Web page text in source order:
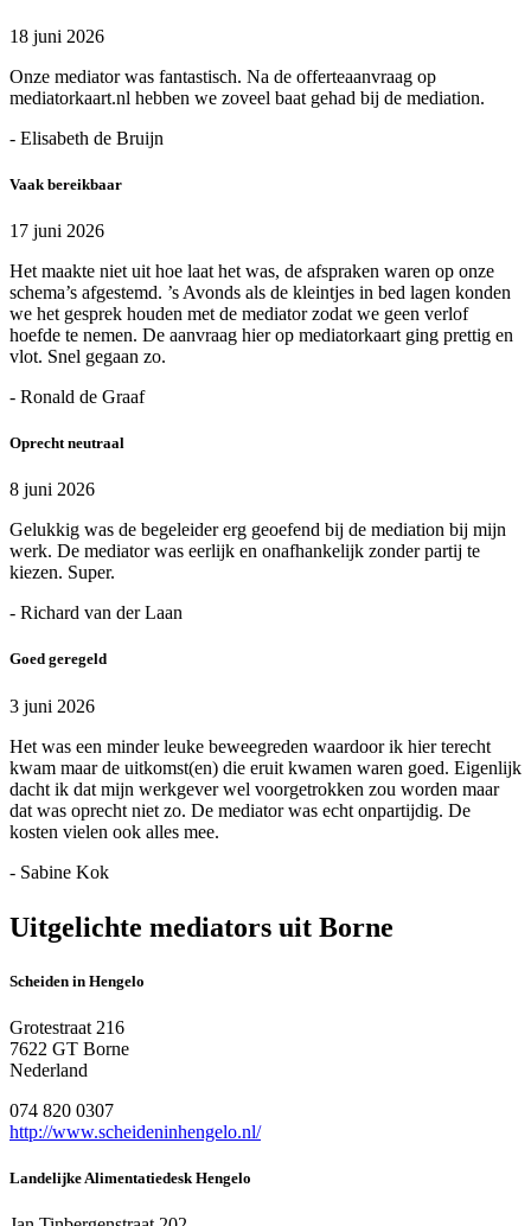
18 juni 2026
Onze mediator was fantastisch. Na de offerteaanvraag op
mediatorkaart.nl hebben we zoveel baat gehad bij de mediation.
- Elisabeth de Bruijn
Vaak bereikbaar
17 juni 2026
Het maakte niet uit hoe laat het was, de afspraken waren op onze
schema’s afgestemd. ’s Avonds als de kleintjes in bed lagen konden
we het gesprek houden met de mediator zodat we geen verlof
hoefde te nemen. De aanvraag hier op mediatorkaart ging prettig en
vlot. Snel gegaan zo.
- Ronald de Graaf
Oprecht neutraal
8 juni 2026
Gelukkig was de begeleider erg geoefend bij de mediation bij mijn
werk. De mediator was eerlijk en onafhankelijk zonder partij te
kiezen. Super.
- Richard van der Laan
Goed geregeld
3 juni 2026
Het was een minder leuke beweegreden waardoor ik hier terecht
kwam maar de uitkomst(en) die eruit kwamen waren goed. Eigenlijk
dacht ik dat mijn werkgever wel voorgetrokken zou worden maar
dat was oprecht niet zo. De mediator was echt onpartijdig. De
kosten vielen ook alles mee.
- Sabine Kok
Uitgelichte mediators uit Borne
Scheiden in Hengelo
Grotestraat 216
7622 GT Borne
Nederland
074 820 0307
http://www.scheideninhengelo.nl/
Landelijke Alimentatiedesk Hengelo